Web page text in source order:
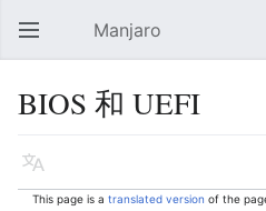
Open main menu Manjaro
BIOS 和 UEFI
Language
This page is a translated version of the